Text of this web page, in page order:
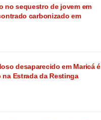
no sequestro de jovem em
carbonizado em
desaparecido em Maricá é
Estrada da Restinga